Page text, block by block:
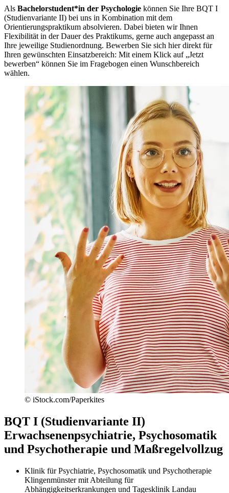
Als Bachelorstudent*in der Psychologie können Sie Ihre BQT I
(Studienvariante II) bei uns in Kombination mit dem
Orientierungspraktikum absolvieren. Dabei bieten wir Ihnen
Flexibilität in der Dauer des Praktikums, gerne auch angepasst an
Ihre jeweilige Studienordnung. Bewerben Sie sich hier direkt für
Ihren gewünschten Einsatzbereich: Mit einem Klick auf „Jetzt
bewerben“ können Sie im Fragebogen einen Wunschbereich
wählen.
© iStock.com/Paperkites
BQT I (Studienvariante II)
Erwachsenenpsychiatrie, Psychosomatik
und Psychotherapie und Maßregelvollzug
Klinik für Psychiatrie, Psychosomatik und Psychotherapie
Klingenmünster mit Abteilung für
Abhängigkeitserkrankungen und Tagesklinik Landau